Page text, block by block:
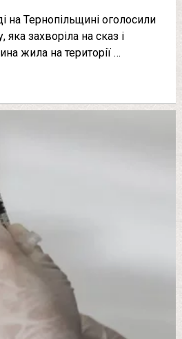
на Тернопільщині оголосили
яка захворіла на сказ і
жила на території …